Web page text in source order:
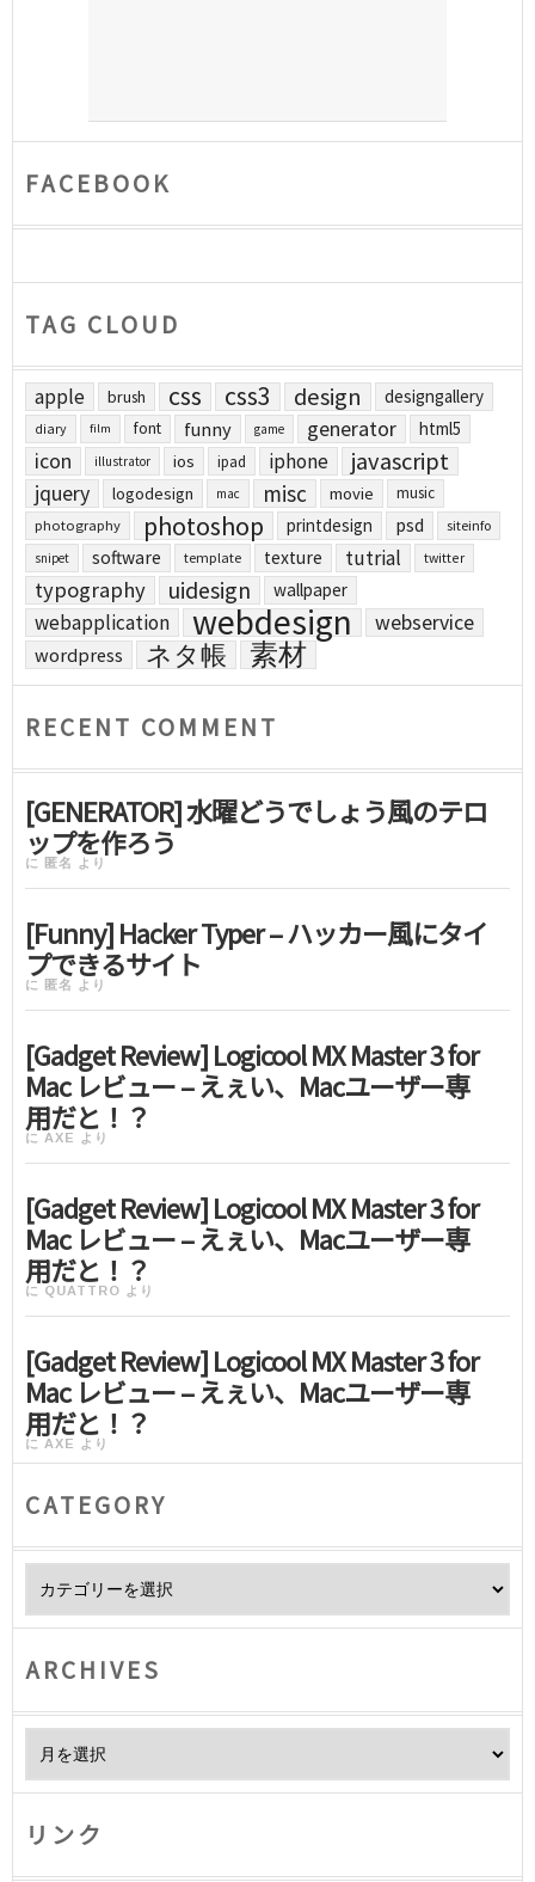
FACEBOOK
TAG CLOUD
apple brush css css3 design designgallery
diary film font funny game generator html5
icon illustrator ios ipad iphone javascript
jquery logodesign mac misc movie music
photography photoshop printdesign psd siteinfo
snipet software template texture tutrial twitter
typography uidesign wallpaper
webapplication webdesign webservice
wordpress ネタ帳 素材
RECENT COMMENT
[GENERATOR] 水曜どうでしょう風のテロ
ップを作ろう
に 匿名 より
[Funny] Hacker Typer – ハッカー風にタイ
プできるサイト
に 匿名 より
[Gadget Review] Logicool MX Master 3 for
Mac レビュー – えぇい、Macユーザー専
用だと！？
に AXE より
[Gadget Review] Logicool MX Master 3 for
Mac レビュー – えぇい、Macユーザー専
用だと！？
に QUATTRO より
[Gadget Review] Logicool MX Master 3 for
Mac レビュー – えぇい、Macユーザー専
用だと！？
に AXE より
CATEGORY
ARCHIVES
リンク